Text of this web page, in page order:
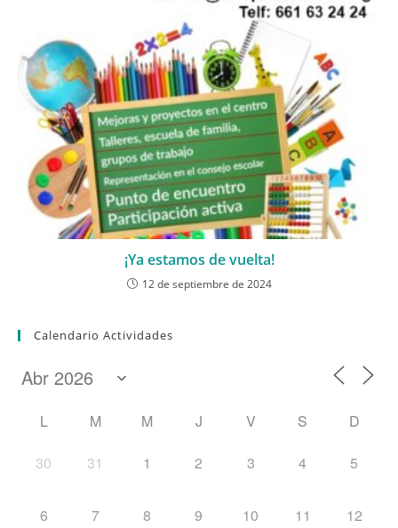
¡Ya estamos de vuelta!
12 de septiembre de 2024
Calendario Actividades
L M M J V S D
30 31 1 2 3 4 5
6 7 8 9 10 11 12